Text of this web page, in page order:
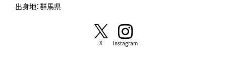
出身地：群馬県
X Instagram